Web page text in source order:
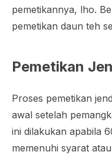
pemetikannya, lho.
pemetikan daun teh
Pemetikan
Proses pemetikan
awal setelah
ini dilakukan apabila
memenuhi syarat